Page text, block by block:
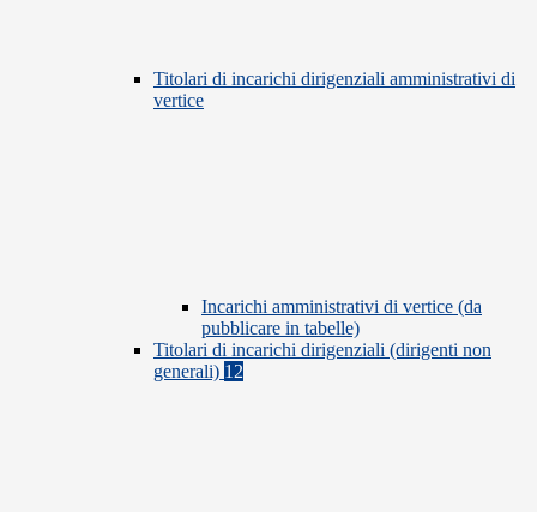
Titolari di incarichi dirigenziali amministrativi di
vertice
Incarichi amministrativi di vertice (da
pubblicare in tabelle)
Titolari di incarichi dirigenziali (dirigenti non
generali) 12